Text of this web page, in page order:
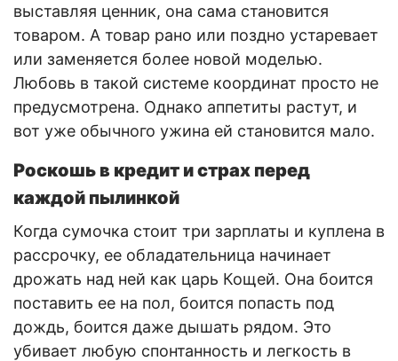
выставляя ценник, она сама становится
товаром. А товар рано или поздно устаревает
или заменяется более новой моделью.
Любовь в такой системе координат просто не
предусмотрена. Однако аппетиты растут, и
вот уже обычного ужина ей становится мало.
Роскошь в кредит и страх перед
каждой пылинкой
Когда сумочка стоит три зарплаты и куплена в
рассрочку, ее обладательница начинает
дрожать над ней как царь Кощей. Она боится
поставить ее на пол, боится попасть под
дождь, боится даже дышать рядом. Это
убивает любую спонтанность и легкость в